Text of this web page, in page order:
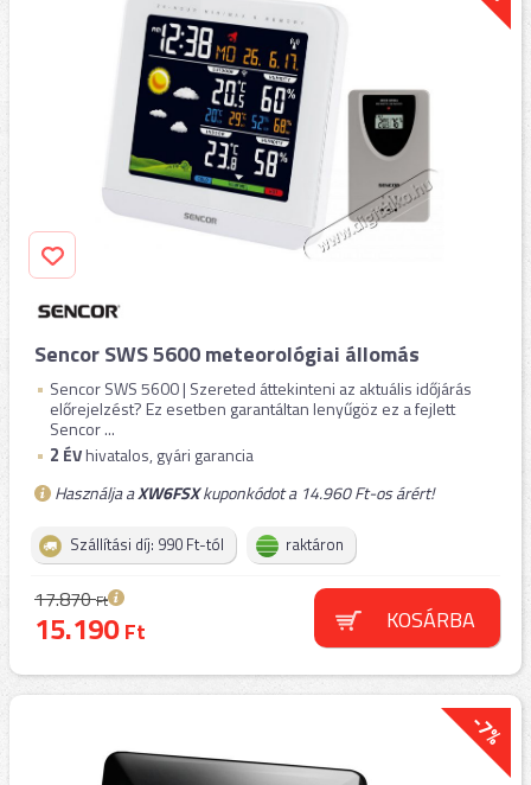
Sencor SWS 5600 meteorológiai állomás
Sencor SWS 5600 | Szereted áttekinteni az aktuális időjárás
előrejelzést? Ez esetben garantáltan lenyűgöz ez a fejlett
Sencor ...
2 ÉVhivatalos, gyári garancia
Használja aXW6FSXkuponkódot a 14.960 Ft-os árért!
Szállítási díj: 990 Ft-tól raktáron
17.870Ft
15.190Ft KOSÁRBA
-7%